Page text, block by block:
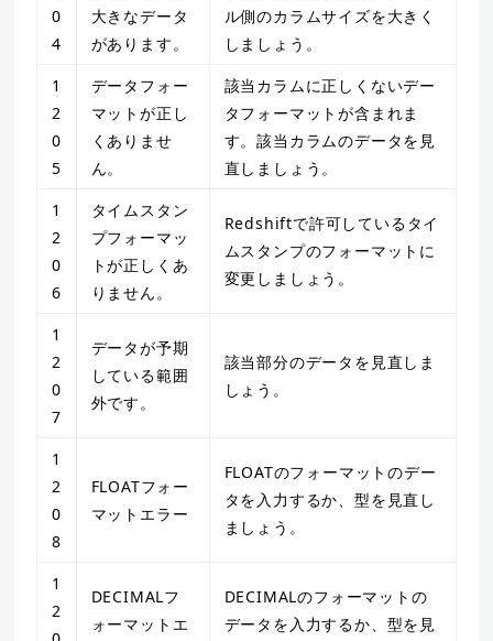
0
4
大きなデータ
があります。
ル側のカラムサイズを大きく
しましょう。
1
2
0
5
データフォー
マットが正し
くありませ
ん。
該当カラムに正しくないデー
タフォーマットが含まれま
す。該当カラムのデータを見
直しましょう。
1
2
0
6
タイムスタン
プフォーマッ
トが正しくあ
りません。
Redshiftで許可しているタイ
ムスタンプのフォーマットに
変更しましょう。
1
2
0
7
データが予期
している範囲
外です。
該当部分のデータを見直しま
しょう。
1
2
0
8
FLOATフォー
マットエラー
FLOATのフォーマットのデー
タを入力するか、型を見直し
ましょう。
1
2
DECIMALフ
ォーマットエ
DECIMALのフォーマットの
データを入力するか、型を見